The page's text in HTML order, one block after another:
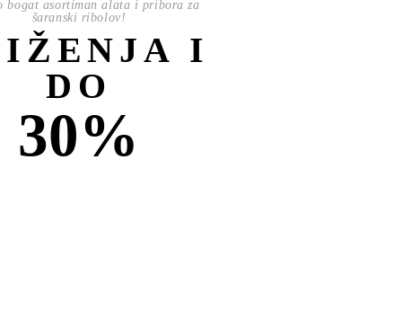
bogat asortiman alata i pribora za
šaranski ribolov!
I
DO
30%